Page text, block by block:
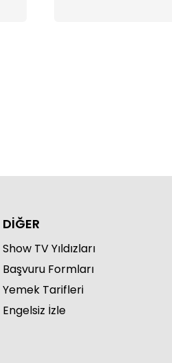
DİĞER
Show TV Yıldızları
Başvuru Formları
Yemek Tarifleri
Engelsiz İzle